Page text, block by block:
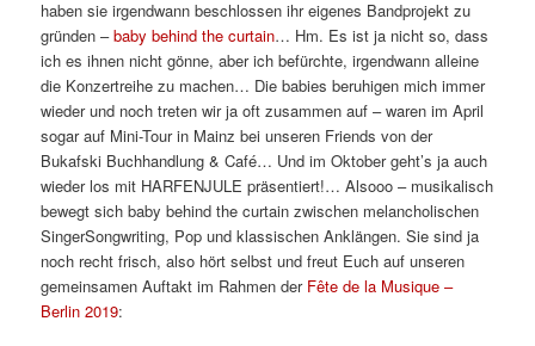
haben sie irgendwann beschlossen ihr eigenes Bandprojekt zu
gründen –baby behind the curtain… Hm. Es ist ja nicht so, dass
ich es ihnen nicht gönne, aber ich befürchte, irgendwann alleine
die Konzertreihe zu machen… Die babies beruhigen mich immer
wieder und noch treten wir ja oft zusammen auf – waren im April
sogar auf Mini-Tour in Mainz bei unseren Friends von der
Bukafski Buchhandlung & Café… Und im Oktober geht’s ja auch
wieder los mit HARFENJULE präsentiert!… Alsooo – musikalisch‎
bewegt sich baby behind the curtain zwischen melancholischen
SingerSongwriting, Pop und klassischen Anklängen. Sie sind ja
noch recht frisch, also hört selbst und freut Euch auf unseren
gemeinsamen Auftakt im Rahmen der Fête de la Musique –
Berlin 2019: